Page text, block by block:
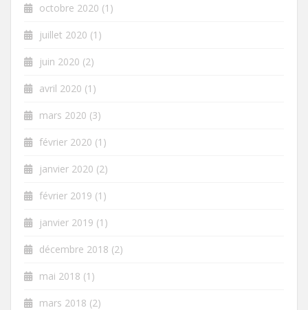
octobre 2020 (1)
juillet 2020 (1)
juin 2020 (2)
avril 2020 (1)
mars 2020 (3)
février 2020 (1)
janvier 2020 (2)
février 2019 (1)
janvier 2019 (1)
décembre 2018 (2)
mai 2018 (1)
mars 2018 (2)